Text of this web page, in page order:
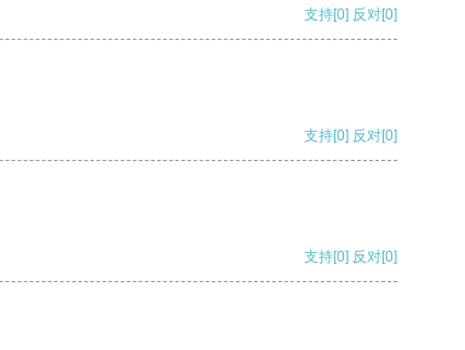
支持[0] 反对[0]
支持[0] 反对[0]
支持[0] 反对[0]